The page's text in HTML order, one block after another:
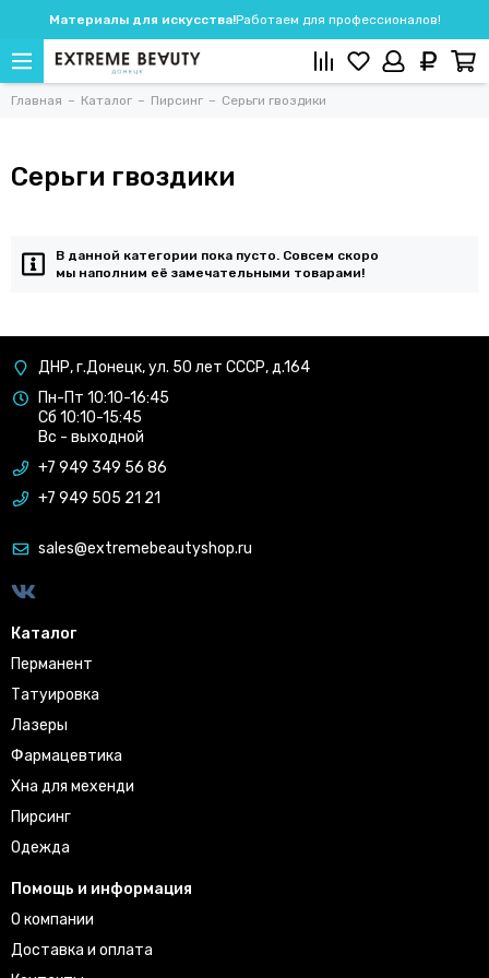
Материалы для искусства!Работаем для профессионалов!
Главная Каталог Пирсинг Серьги гвоздики
Серьги гвоздики
В данной категории пока пусто. Совсем скоро
мы наполним её замечательными товарами!
ДНР, г.Донецк, ул. 50 лет СССР, д.164
Пн-Пт 10:10-16:45
Сб 10:10-15:45
Вс - выходной
+7 949 349 56 86
+7 949 505 21 21
sales@extremebeautyshop.ru
Каталог
Перманент
Татуировка
Лазеры
Фармацевтика
Хна для мехенди
Пирсинг
Одежда
Помощь и информация
О компании
Доставка и оплата